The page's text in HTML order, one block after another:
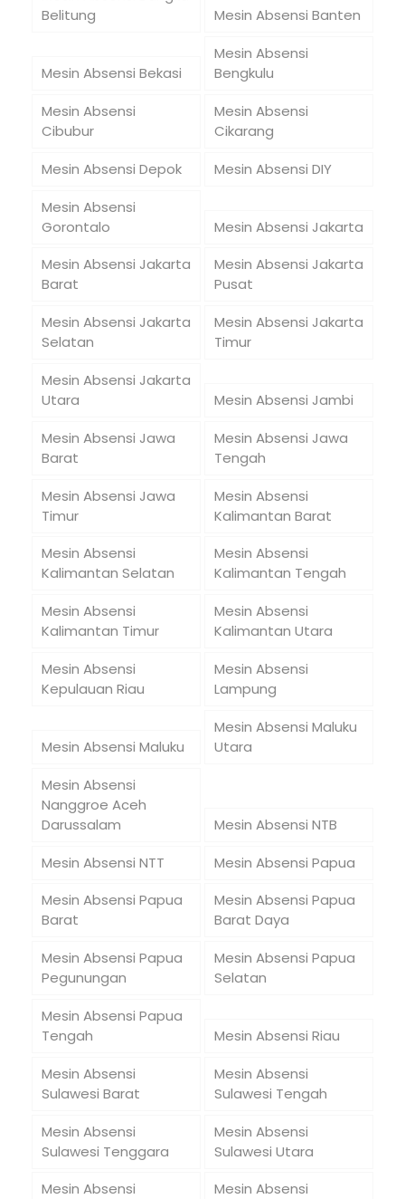
Belitung
Mesin Absensi Banten
Mesin Absensi Bekasi
Mesin Absensi
Bengkulu
Mesin Absensi
Cibubur
Mesin Absensi
Cikarang
Mesin Absensi Depok
Mesin Absensi DIY
Mesin Absensi
Gorontalo
Mesin Absensi Jakarta
Mesin Absensi Jakarta
Barat
Mesin Absensi Jakarta
Pusat
Mesin Absensi Jakarta
Selatan
Mesin Absensi Jakarta
Timur
Mesin Absensi Jakarta
Utara
Mesin Absensi Jambi
Mesin Absensi Jawa
Barat
Mesin Absensi Jawa
Tengah
Mesin Absensi Jawa
Timur
Mesin Absensi
Kalimantan Barat
Mesin Absensi
Kalimantan Selatan
Mesin Absensi
Kalimantan Tengah
Mesin Absensi
Kalimantan Timur
Mesin Absensi
Kalimantan Utara
Mesin Absensi
Kepulauan Riau
Mesin Absensi
Lampung
Mesin Absensi Maluku
Mesin Absensi Maluku
Utara
Mesin Absensi
Nanggroe Aceh
Darussalam
Mesin Absensi NTB
Mesin Absensi NTT
Mesin Absensi Papua
Mesin Absensi Papua
Barat
Mesin Absensi Papua
Barat Daya
Mesin Absensi Papua
Pegunungan
Mesin Absensi Papua
Selatan
Mesin Absensi Papua
Tengah
Mesin Absensi Riau
Mesin Absensi
Sulawesi Barat
Mesin Absensi
Sulawesi Tengah
Mesin Absensi
Sulawesi Tenggara
Mesin Absensi
Sulawesi Utara
Mesin Absensi
Mesin Absensi